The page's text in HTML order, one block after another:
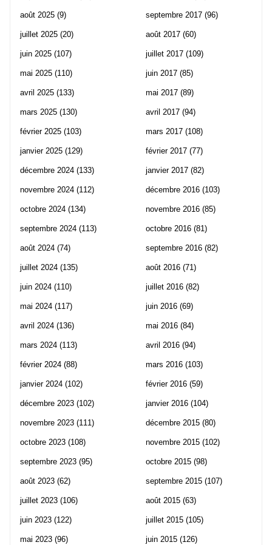
août 2025 (9)
juillet 2025 (20)
juin 2025 (107)
mai 2025 (110)
avril 2025 (133)
mars 2025 (130)
février 2025 (103)
janvier 2025 (129)
décembre 2024 (133)
novembre 2024 (112)
octobre 2024 (134)
septembre 2024 (113)
août 2024 (74)
juillet 2024 (135)
juin 2024 (110)
mai 2024 (117)
avril 2024 (136)
mars 2024 (113)
février 2024 (88)
janvier 2024 (102)
décembre 2023 (102)
novembre 2023 (111)
octobre 2023 (108)
septembre 2023 (95)
août 2023 (62)
juillet 2023 (106)
juin 2023 (122)
mai 2023 (96)
septembre 2017 (96)
août 2017 (60)
juillet 2017 (109)
juin 2017 (85)
mai 2017 (89)
avril 2017 (94)
mars 2017 (108)
février 2017 (77)
janvier 2017 (82)
décembre 2016 (103)
novembre 2016 (85)
octobre 2016 (81)
septembre 2016 (82)
août 2016 (71)
juillet 2016 (82)
juin 2016 (69)
mai 2016 (84)
avril 2016 (94)
mars 2016 (103)
février 2016 (59)
janvier 2016 (104)
décembre 2015 (80)
novembre 2015 (102)
octobre 2015 (98)
septembre 2015 (107)
août 2015 (63)
juillet 2015 (105)
juin 2015 (126)